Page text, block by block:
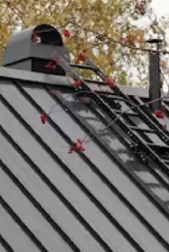
Start /Case /90 % lägre
90 %